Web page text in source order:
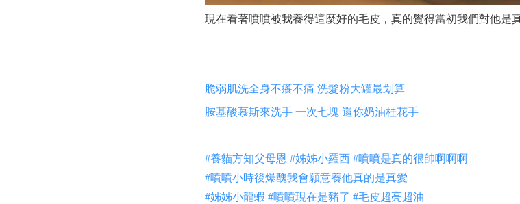
現在看著噴噴被我養得這麼好的毛皮，真的覺得當初我們對他是
脆弱肌洗全身不癢不痛 洗髮粉大罐最划算
胺基酸慕斯來洗手 一次七塊 還你奶油桂花手
#養貓方知父母恩 #姊姊小羅西 #噴噴是真的很帥啊啊啊
#噴噴小時後爆醜我會願意養他真的是真愛
#姊姊小龍蝦 #噴噴現在是豬了 #毛皮超亮超油